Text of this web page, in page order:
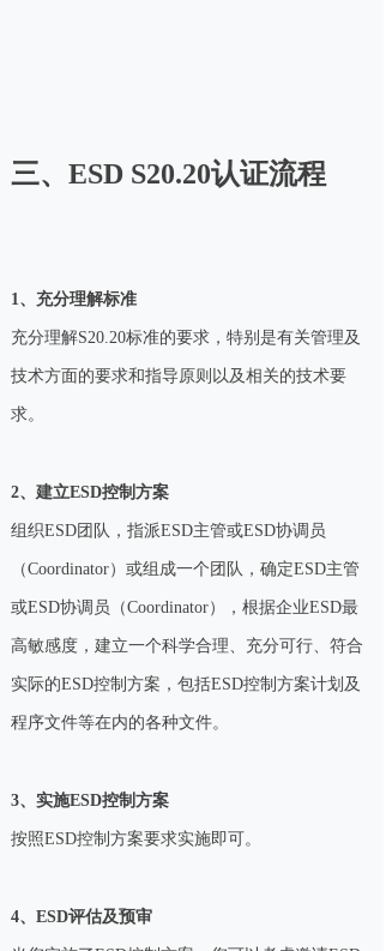
三、 ESD S20.20认证流程
1、充分理解标准
充分理解S20.20标准的要求，特别是有关管理及
技术方面的要求和指导原则以及相关的技术要
求。
2、建立ESD控制方案
组织ESD团队，指派ESD主管或ESD协调员
（Coordinator）或组成一个团队，确定ESD主管
或ESD协调员（Coordinator），根据企业ESD最
高敏感度，建立一个科学合理、充分可行、符合
实际的ESD控制方案，包括ESD控制方案计划及
程序文件等在内的各种文件。
3、实施ESD控制方案
按照ESD控制方案要求实施即可。
4、ESD评估及预审